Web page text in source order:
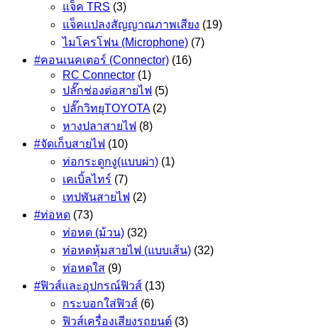
แจ็ค TRS (3)
แจ็คแปลงสัญญาณภาพเสียง (19)
ไมโครโฟน (Microphone) (7)
#คอนเนคเตอร์ (Connector) (16)
RC Connector (1)
ปลั๊กช่องต่อสายไฟ (5)
ปลั๊กวิทยุTOYOTA (2)
หางปลาสายไฟ (8)
#จัดเก็บสายไฟ (10)
ท่อกระดูกงู(แบบผ่า) (1)
เคเบิ้ลไทร์ (7)
เทปพันสายไฟ (2)
#ท่อหด (73)
ท่อหด (ม้วน) (32)
ท่อหดหุ้มสายไฟ (แบบเส้น) (32)
ท่อหดใส (9)
#ฟิวส์และอุปกรณ์ฟิวส์ (13)
กระบอกใส่ฟิวส์ (6)
ฟิวส์เครื่องเสียงรถยนต์ (3)